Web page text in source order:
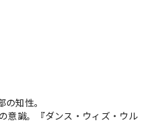
知性。
意識。『ダンス・ウィズ・ウル